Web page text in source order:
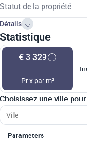
Statut de la propriété
Détails
Statistique
€ 3 329
Prix par m²
Choisissez une ville
Parameters